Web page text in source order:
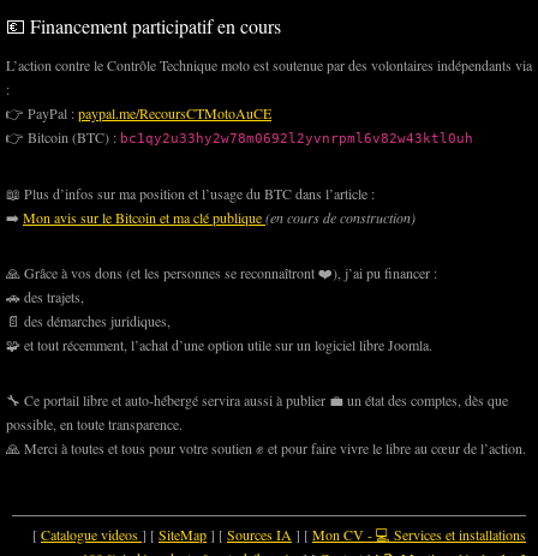
💶 Financement participatif en cours
L’action contre le Contrôle Technique moto est soutenue par des volontaires indépendants via
:
👉 PayPal :paypal.me/RecoursCTMotoAuCE
👉 Bitcoin (BTC) : bc1qy2u33hy2w78m0692l2yvnrpml6v82w43ktl0uh
📖 Plus d’infos sur ma position et l’usage du BTC dans l’article :
➡️ Mon avis sur le Bitcoin et ma clé publique(en cours de construction)
🙏 Grâce à vos dons (et les personnes se reconnaîtront ❤️), j’ai pu financer :
🚗 des trajets,
📄 des démarches juridiques,
🧩 et tout récemment, l’achat d’une option utile sur un logiciel libre Joomla.
🔧 Ce portail libre et auto-hébergé servira aussi à publier 💼 un état des comptes, dès que
possible, en toute transparence.
🙏 Merci à toutes et tous pour votre soutien ✊ et pour faire vivre le libre au cœur de l’action.
[Catalogue videos] [SiteMap] [Sources IA ] [Mon CV - 💻 Services et installations